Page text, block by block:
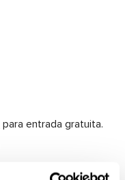
para entrada gratuita.